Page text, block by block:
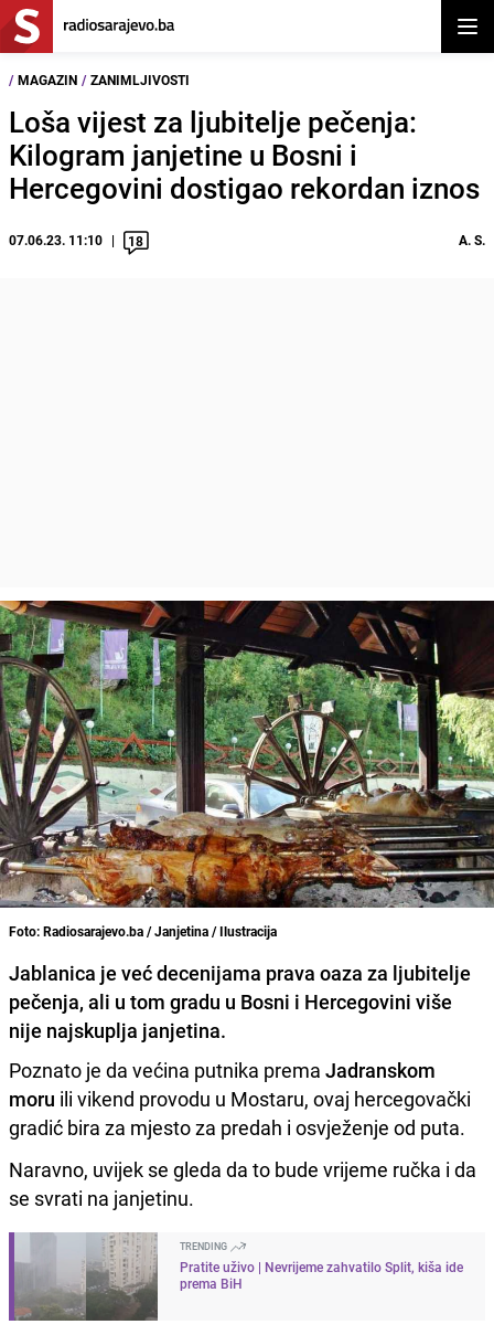
/ MAGAZIN / ZANIMLJIVOSTI
Loša vijest za ljubitelje pečenja:
Kilogram janjetine u Bosni i
Hercegovini dostigao rekordan iznos
07.06.23. 11:10 18 A. S.
Foto: Radiosarajevo.ba / Janjetina / Ilustracija
Jablanica je već decenijama prava oaza za ljubitelje
pečenja, ali u tom gradu u Bosni i Hercegovini više
nije najskuplja janjetina.
Poznato je da većina putnika prema Jadranskom
moru ili vikend provodu u Mostaru, ovaj hercegovački
gradić bira za mjesto za predah i osvježenje od puta.
Naravno, uvijek se gleda da to bude vrijeme ručka i da
se svrati na janjetinu.
TRENDING
Pratite uživo | Nevrijeme zahvatilo Split, kiša ide
prema BiH